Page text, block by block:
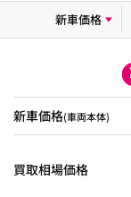
新車価格
新車価格(車両本体)
買取相場価格